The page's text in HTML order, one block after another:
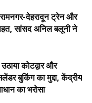
देहरादून ट्रेन और
सांसद अनिल बलूनी ने
कोटद्वार और
बुकिंग का मुद्दा, केंद्रीय
का भरोसा